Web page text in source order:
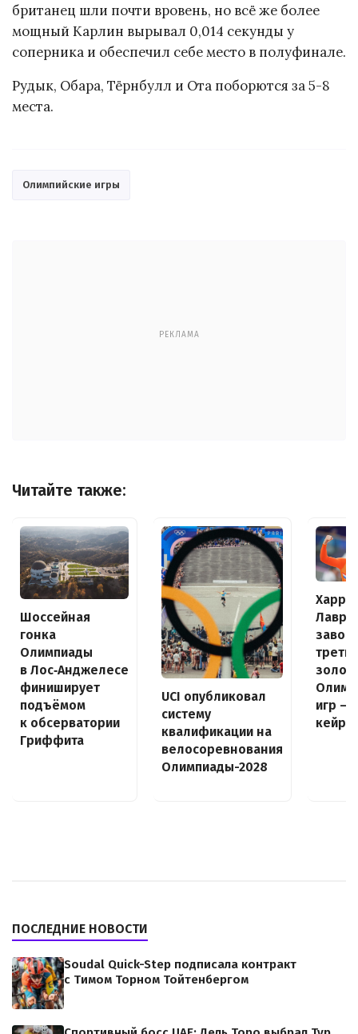
британец шли почти вровень, но всё же более
мощный Карлин вырывал 0,014 секунды у
соперника и обеспечил себе место в полуфинале.
Рудык, Обара, Тёрнбулл и Ота поборются за 5-8
места.
Олимпийские игры
РЕКЛАМА
Читайте также:
Шоссейная
гонка
Олимпиады
в Лос‑Анджелесе
финиширует
подъёмом
к обсерватории
Гриффита
UCI опубликовал
систему
квалификации на
велосоревнования
Олимпиады-2028
Харри
игр —
ПОСЛЕДНИЕ НОВОСТИ
Soudal Quick-Step подписала контракт
с Тимом Торном Тойтенбергом